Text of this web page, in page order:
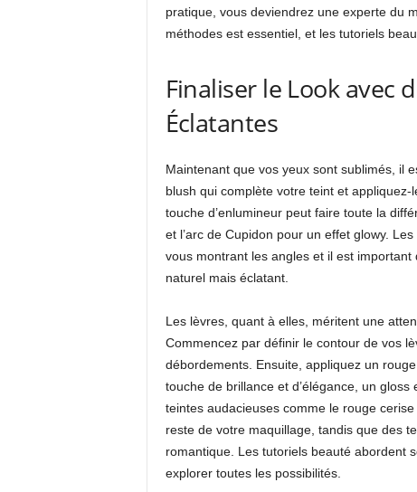
pratique, vous deviendrez une experte du
méthodes est essentiel, et les tutoriels
Finaliser le Look avec
Éclatantes
Maintenant que vos yeux sont sublimés, il
blush qui complète votre teint et appliquez-
touche d’enlumineur peut faire toute la
et l’arc de Cupidon pour un effet glowy.
vous montrant les angles et il est
naturel mais éclatant.
Les lèvres, quant à elles, méritent une
Commencez par définir le contour de vos
débordements. Ensuite, appliquez un
touche de brillance et d’élégance, un
teintes audacieuses comme le rouge
reste de votre maquillage, tandis que des
romantique. Les tutoriels beauté abordent
explorer toutes les possibilités.